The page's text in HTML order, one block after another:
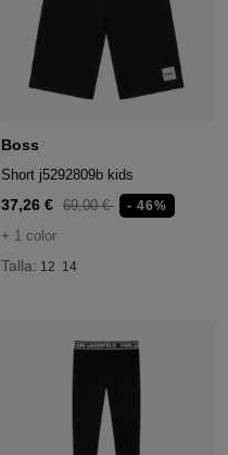
Boss
Short j5292809b kids
37,26 € 69,00 € - 46%
+ 1 color
Talla: 12 14